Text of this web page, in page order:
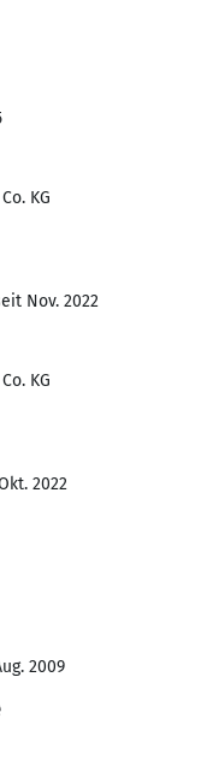
KG
Nov. 2022
KG
2022
2009